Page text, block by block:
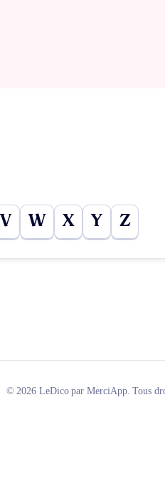
V W X Y Z
© 2026 LeDico par MerciApp. Tous